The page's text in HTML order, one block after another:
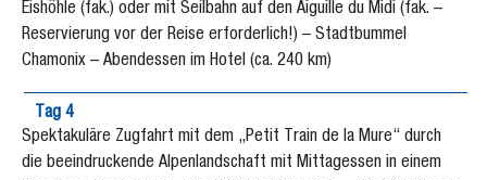
Eishöhle (fak.) oder mit Seilbahn auf den Aiguille du Midi (fak. –
Reservierung vor der Reise erforderlich!) – Stadtbummel
Chamonix – Abendessen im Hotel (ca. 240 km)
Tag 4
Spektakuläre Zugfahrt mit dem „Petit Train de la Mure“ durch
die beeindruckende Alpenlandschaft mit Mittagessen in einem